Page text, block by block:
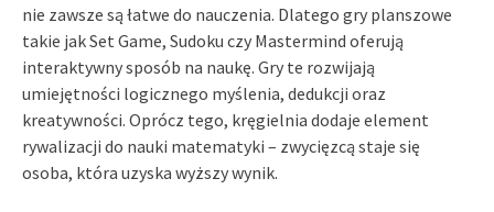
nie zawsze są łatwe do nauczenia. Dlatego gry planszowe
takie jak Set Game, Sudoku czy Mastermind oferują
interaktywny sposób na naukę. Gry te rozwijają
umiejętności logicznego myślenia, dedukcji oraz
kreatywności. Oprócz tego, kręgielnia dodaje element
rywalizacji do nauki matematyki – zwycięzcą staje się
osoba, która uzyska wyższy wynik.